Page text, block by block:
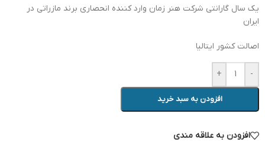
یک سال گارانتی شرکت هنر زمان وارد کننده انحصاری برند مازراتی در
ایران
اصالت کشور ایتالیا
-
+
افزودن به سبد خرید
افزودن به علاقه مندی